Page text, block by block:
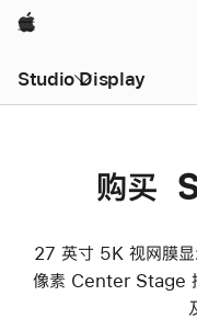
Apple
Studio Display
购买
27 英寸 5K 视网膜显
像素 Center Stage